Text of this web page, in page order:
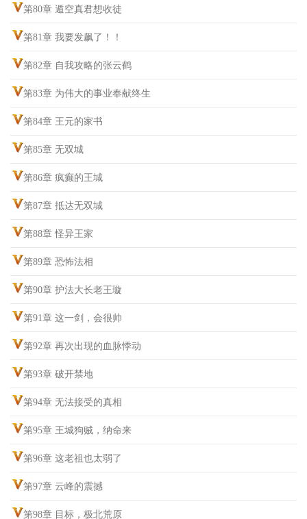
第80章 遁空真君想收徒
第81章 我要发飙了！！
第82章 自我攻略的张云鹤
第83章 为伟大的事业奉献终生
第84章 王元的家书
第85章 无双城
第86章 疯癫的王城
第87章 抵达无双城
第88章 怪异王家
第89章 恐怖法相
第90章 护法大长老王璇
第91章 这一剑，会很帅
第92章 再次出现的血脉悸动
第93章 破开禁地
第94章 无法接受的真相
第95章 王城狗贼，纳命来
第96章 这老祖也太弱了
第97章 云峰的震撼
第98章 目标，极北荒原